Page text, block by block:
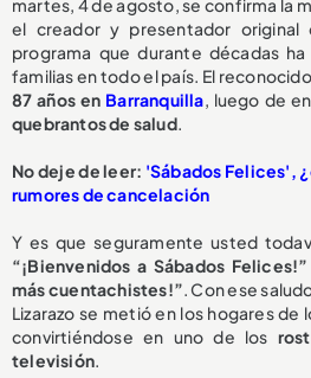
martes, 4 de agosto, se confirma la
el creador y presentador original
programa que durante décadas
familias en todo el país. El
87 años en Barranquilla, luego de
quebrantos de salud.
No deje de leer: 'Sábados Felices',
rumores de cancelación
Y es que seguramente usted
“¡Bienvenidos a Sábados Felices!”
más cuentachistes!”. Con ese
Lizarazo se metió en los hogares
convirtiéndose en uno de los
televisión.